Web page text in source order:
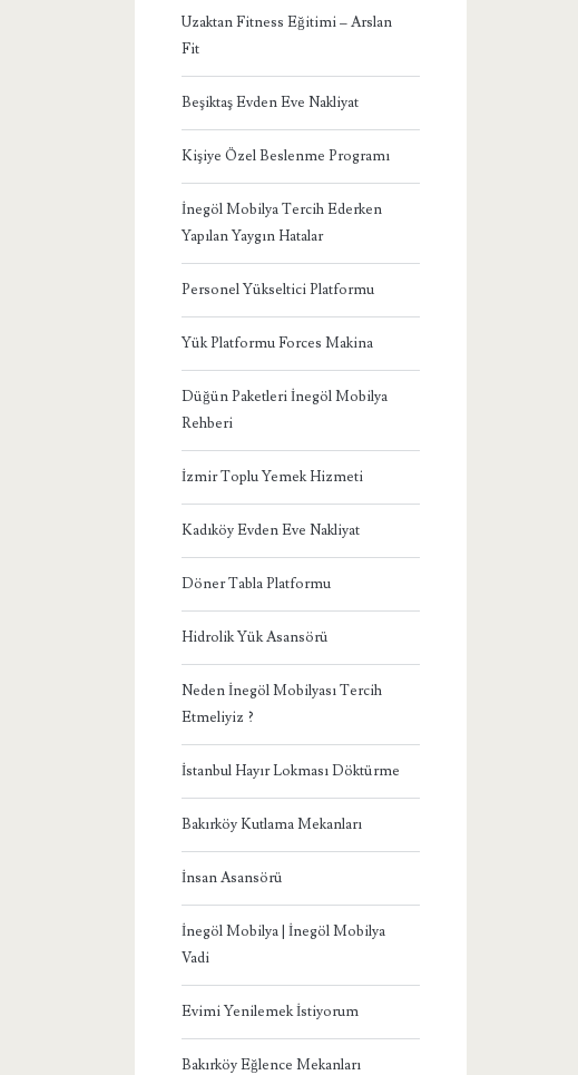
Uzaktan Fitness Eğitimi – Arslan
Fit
Beşiktaş Evden Eve Nakliyat
Kişiye Özel Beslenme Programı
İnegöl Mobilya Tercih Ederken
Yapılan Yaygın Hatalar
Personel Yükseltici Platformu
Yük Platformu Forces Makina
Düğün Paketleri İnegöl Mobilya
Rehberi
İzmir Toplu Yemek Hizmeti
Kadıköy Evden Eve Nakliyat
Döner Tabla Platformu
Hidrolik Yük Asansörü
Neden İnegöl Mobilyası Tercih
Etmeliyiz ?
İstanbul Hayır Lokması Döktürme
Bakırköy Kutlama Mekanları
İnsan Asansörü
İnegöl Mobilya | İnegöl Mobilya
Vadi
Evimi Yenilemek İstiyorum
Bakırköy Eğlence Mekanları